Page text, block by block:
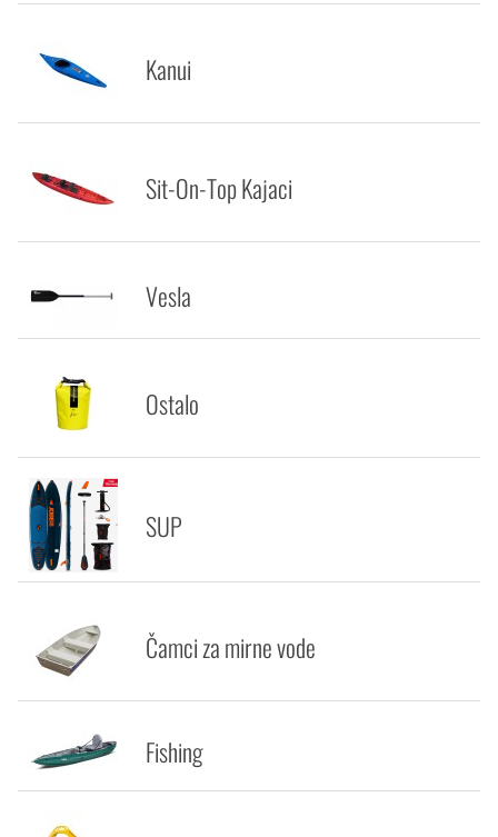
Kanui
Sit-On-Top Kajaci
Vesla
Ostalo
SUP
Čamci za mirne vode
Fishing